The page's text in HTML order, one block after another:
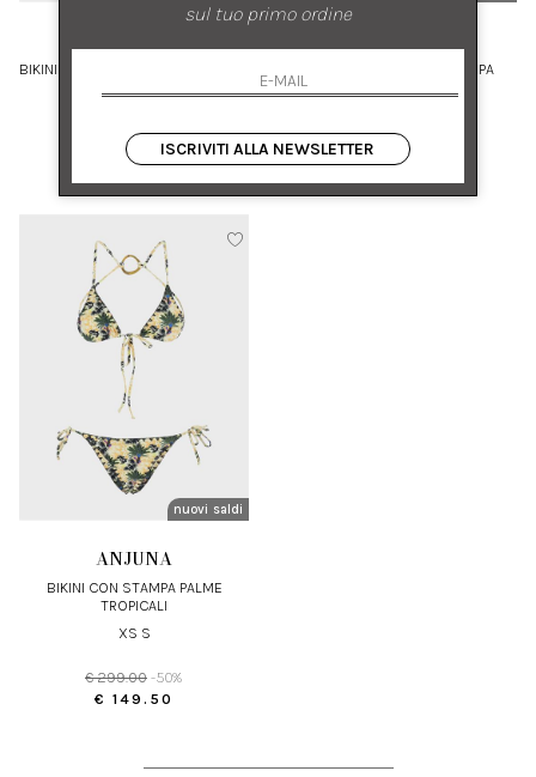
BIKINI IN MICROFIBRA CON STAMPA
€ 289.00
-50%
€ 144.50
€ 299.00
€ 149.50
nuovi arrivi
saldi
ANJUNA
BIKINI CON STAMPA PALME
TROPICALI
XS S
€ 299.00 -50%
€ 149.50
sul tuo primo ordine
ISCRIVITI ALLA NEWSLETTER